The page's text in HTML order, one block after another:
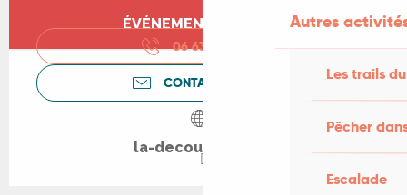
Autres
Les trails
Pêcher
Escalade
Ouverture et coordonnées
ÉVÉNEMENT TERMINÉ
06 63 23 65
CONTACTEZ-NOUS
la-decouverte.net